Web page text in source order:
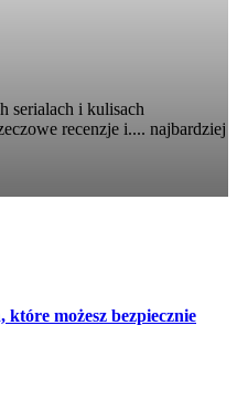
serialach i kulisach
recenzje i.... najbardziej
możesz bezpiecznie